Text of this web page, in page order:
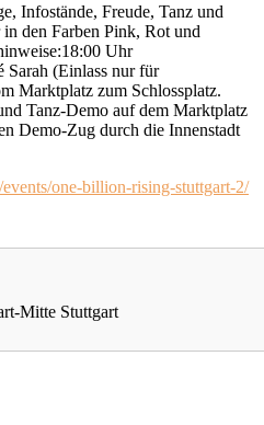
Infostände, Freude, Tanz und
den Farben Pink, Rot und
Uhr
Sarah (Einlass nur für
Marktplatz zum Schlossplatz.
Tanz-Demo auf dem Marktplatz
Demo-Zug durch die Innenstadt
one-billion-rising-stuttgart-2/
Mitte Stuttgart